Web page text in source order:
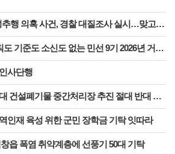
혹 사건, 경찰 대질조사 실시…맞고소 속 수사 본격화
소신도 없는 민선 9기 2026년 거창군청 하반기 정기인사
사단행
폐기물 중간처리장 추진 절대 반대 기자 회견 및 집회
인재 육성 위한 군민 장학금 기탁 잇따라
읍 폭염 취약계층에 선풍기 50대 기탁